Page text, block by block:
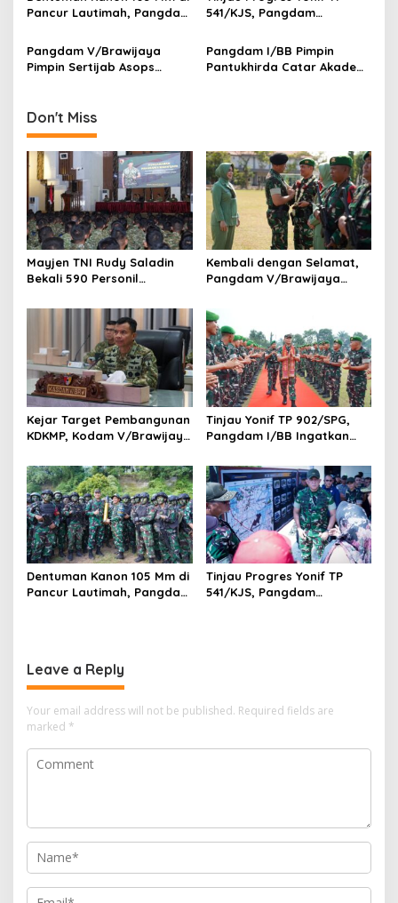
i
o
n
Pancur Lautimah, Pangdam
Prajurit Naga Karimata
541/KJS, Pangdam
Harus Bermanfaat bagi
Warga
Pangdam V/Brawijaya
Pimpin Sertijab Asops
Kesiapan Operasional
Satuan
Pangdam I/BB Pimpin
Pantukhirda Catar Akademi
Don't Miss
Mayjen TNI Rudy Saladin
Bekali 590 Personil
TP Jajaran Kodam
Kembali dengan Selamat,
Pangdam V/Brawijaya
Satgas Yonif 521/DY di
Perbatasan RI-PNG
Kejar Target Pembangunan
KDKMP, Kodam V/Brawijaya
Lapangan
Tinjau Yonif TP 902/SPG,
Pangdam I/BB Ingatkan
Marwah TNI
Dentuman Kanon 105 Mm di
Pancur Lautimah, Pangdam
Tinjau Progres Yonif TP
541/KJS, Pangdam
Leave a Reply
Your email address will not be published. Required fields are
marked *